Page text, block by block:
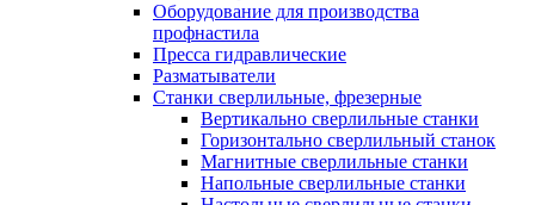
Оборудование для производства
профнастила
Пресса гидравлические
Разматыватели
Станки сверлильные, фрезерные
Вертикально сверлильные станки
Горизонтально сверлильный станок
Магнитные сверлильные станки
Напольные сверлильные станки